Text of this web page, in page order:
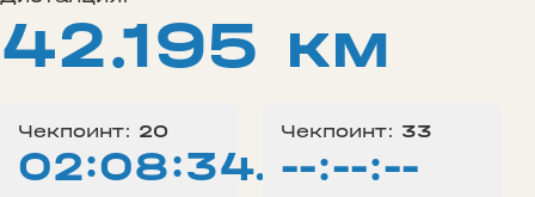
42.195 км
Чекпоинт: 20
02:08:34.00
Чекпоинт: 33
--:--:--